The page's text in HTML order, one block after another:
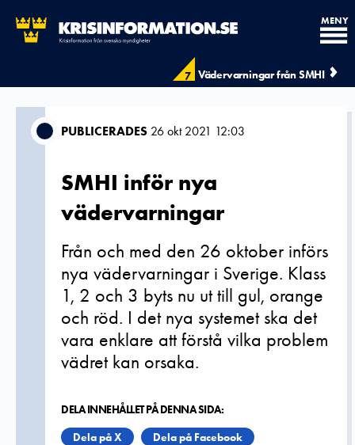
7 Vädervarningar från SMHI
MENY
PUBLICERADES 26 okt 2021 12:03
SMHI inför nya
vädervarningar
Från och med den 26 oktober införs
nya vädervarningar i Sverige. Klass
1, 2 och 3 byts nu ut till gul, orange
och röd. I det nya systemet ska det
vara enklare att förstå vilka problem
vädret kan orsaka.
DELA INNEHÅLLET PÅ DENNA SIDA:
Dela på X
Dela på Facebook